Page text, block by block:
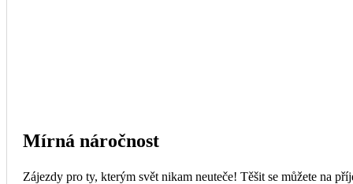
Mírná náročnost
Zájezdy pro ty, kterým svět nikam neuteče! Těšit se můžete na